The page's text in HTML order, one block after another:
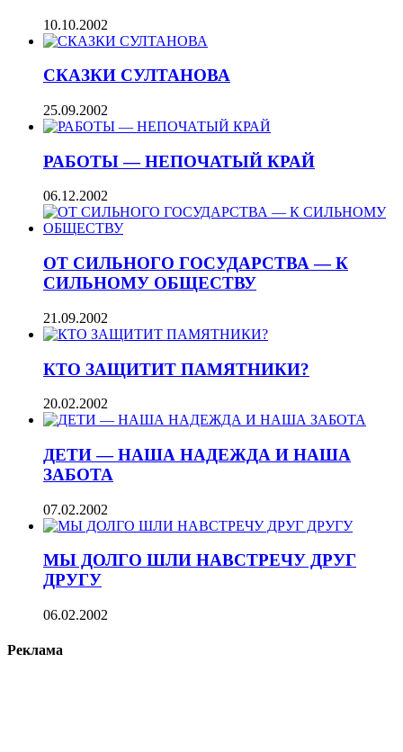
10.10.2002
СКАЗКИ СУЛТАНОВА
25.09.2002
РАБОТЫ — НЕПОЧАТЫЙ КРАЙ
06.12.2002
ОТ СИЛЬНОГО ГОСУДАРСТВА — К
СИЛЬНОМУ ОБЩЕСТВУ
21.09.2002
КТО ЗАЩИТИТ ПАМЯТНИКИ?
20.02.2002
ДЕТИ — НАША НАДЕЖДА И НАША
ЗАБОТА
07.02.2002
МЫ ДОЛГО ШЛИ НАВСТРЕЧУ ДРУГ
ДРУГУ
06.02.2002
Реклама